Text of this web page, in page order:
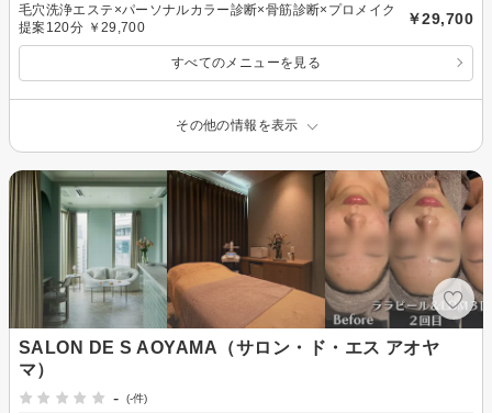
毛穴洗浄エステ×パーソナルカラー診断×骨筋診断×プロメイク
提案120分 ￥29,700
￥29,700
すべてのメニューを見る
その他の情報を表示
SALON DE S AOYAMA（サロン・ド・エス アオヤ
マ）
-
(-件)